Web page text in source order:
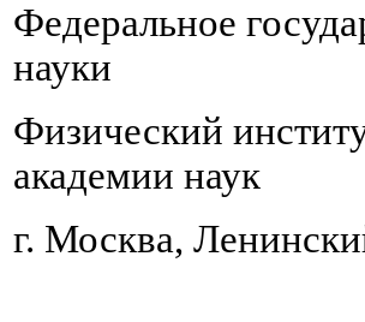
Федеральное
науки
Физический
академии наук
г. Москва,